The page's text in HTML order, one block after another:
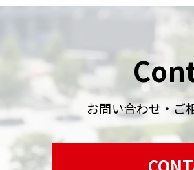
お問い合わせ・ご